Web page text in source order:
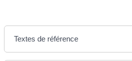
Textes de référence